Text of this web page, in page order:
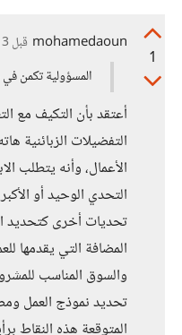
1
mohamedaoun قبل 3 سنوات
المسؤولية تكمن
أعتقد بأن التكيف مع
التفضيلات الزبائنية
الأعمال، وأنه يتطلب
التحدي الوحيد أو
تحديات أخرى كتحديد
المضافة التي يقدمها
والسوق المناسب
تحديد نموذج العمل